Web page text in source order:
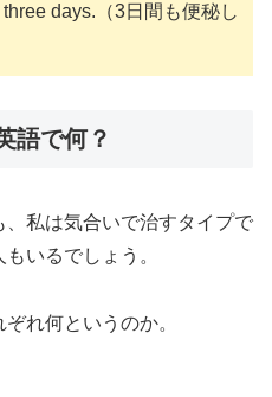
three days.（3日間も便秘し
語で何？
私は気合いで治すタイプで
いるでしょう。
れ何というのか。